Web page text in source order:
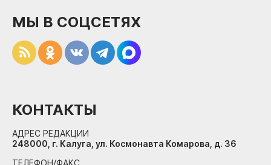
МЫ В СОЦСЕТЯХ
КОНТАКТЫ
АДРЕС РЕДАКЦИИ
248000, г. Калуга, ул. Космонавта Комарова, д. 36
ТЕЛЕФОН/ФАКС